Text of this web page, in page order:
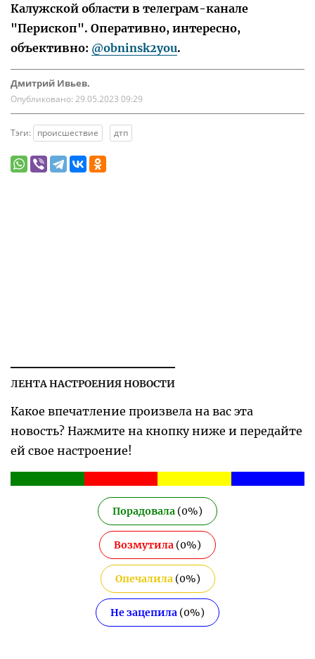
Калужской области в телеграм-канале
"Перископ". Оперативно, интересно,
объективно: @obninsk2you.
Дмитрий Ивьев.
Опубликовано: 29.05.2023 09:29
Тэги: происшествие дтп
ЛЕНТА НАСТРОЕНИЯ НОВОСТИ
Какое впечатление произвела на вас эта
новость? Нажмите на кнопку ниже и передайте
ей свое настроение!
Порадовала (0%)
Возмутила (0%)
Опечалила(0%)
Не зацепила (0%)